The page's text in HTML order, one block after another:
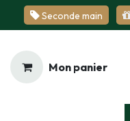
Se​​​​conde ​​​​m​​a​​in
Mon panier